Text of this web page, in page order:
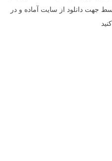
متوسط جهت دانلود از سایت آماده و در